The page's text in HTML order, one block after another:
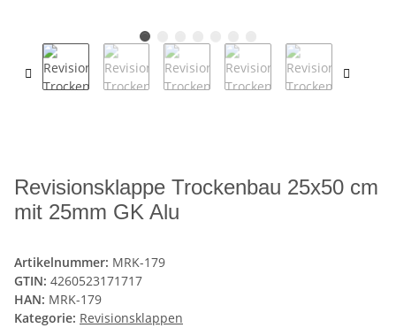
Revisionsklappe Trockenbau 25x50 cm
mit 25mm GK Alu
Artikelnummer: MRK-179
GTIN: 4260523171717
HAN: MRK-179
Kategorie: Revisionsklappen